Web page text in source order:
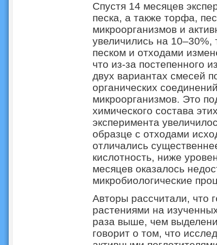
Спустя 14 месяцев
песка, а также торфа,
микроорганизмов и
увеличились на 10–30%,
песком и отходами
что из-за постепенного
двух вариантах смесей
органических
микроорганизмов. Это
химического состава
эксперимента
образце с отходами
отличались
кислотность, ниже
месяцев оказалось
микробиологические
Авторы рассчитали, что
растениями на
раза выше, чем
говорит о том, что